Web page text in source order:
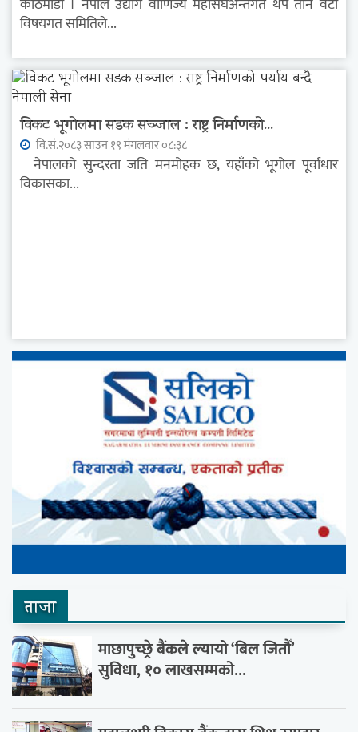
काठमाडौं । नेपाल उद्योग वाणिज्य महासंघअन्तर्गत थप तीन वटा
विषयगत समितिले...
विकट भूगोलमा सडक सञ्जाल : राष्ट्र निर्माणको...
वि.सं.२०८३ साउन १९ मंगलवार ०८:३८
नेपालको सुन्दरता जति मनमोहक छ, यहाँको भूगोल पूर्वाधार
विकासका...
ताजा
माछापुच्छ्रे बैंकले ल्यायो ‘बिल जितौँ’
सुविधा, १० लाखसम्मको...